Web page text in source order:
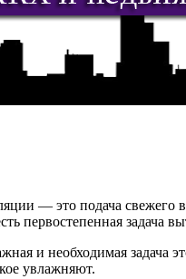
— это подача свежего
первостепенная задача
и необходимая
увлажняют.